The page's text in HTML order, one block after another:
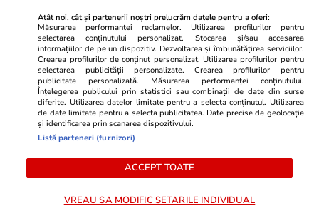
Lifestyle 14 iul.
Ce este săpunul de Marsilia și
la ce se folosește
Lifestyle 08 iul.
Atât noi, cât și partenerii noștri prelucrăm datele pentru a oferi:
Măsurarea performanței reclamelor. Utilizarea profilurilor pentru
selectarea conținutului personalizat. Stocarea și/sau accesarea
informațiilor de pe un dispozitiv. Dezvoltarea și îmbunătățirea serviciilor.
Crearea profilurilor de conținut personalizat. Utilizarea profilurilor pentru
selectarea publicității personalizate. Crearea profilurilor pentru
publicitate personalizată. Măsurarea performanței conținutului.
Înțelegerea publicului prin statistici sau combinații de date din surse
diferite. Utilizarea datelor limitate pentru a selecta conținutul. Utilizarea
de date limitate pentru a selecta publicitatea. Date precise de geolocație
și identificarea prin scanarea dispozitivului.
Listă parteneri (furnizori)
ACCEPT TOATE
VREAU SA MODIFIC SETARILE INDIVIDUAL